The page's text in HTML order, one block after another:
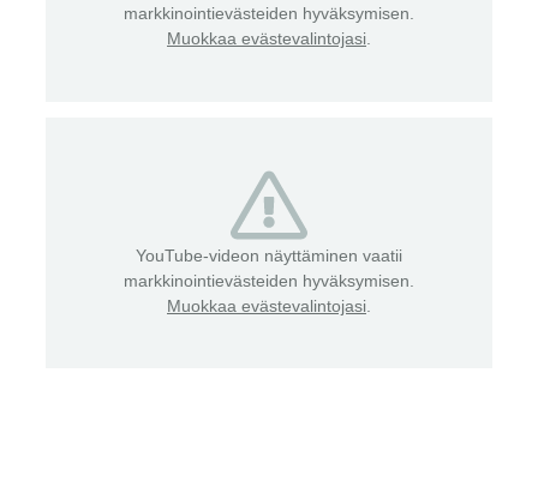
markkinointievästeiden hyväksymisen.
Muokkaa evästevalintojasi.
YouTube-videon näyttäminen vaatii
markkinointievästeiden hyväksymisen.
Muokkaa evästevalintojasi